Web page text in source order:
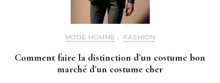
MODE HOMME , FASHION
Comment faire la distinction d’un costume bon
marché d’un costume cher